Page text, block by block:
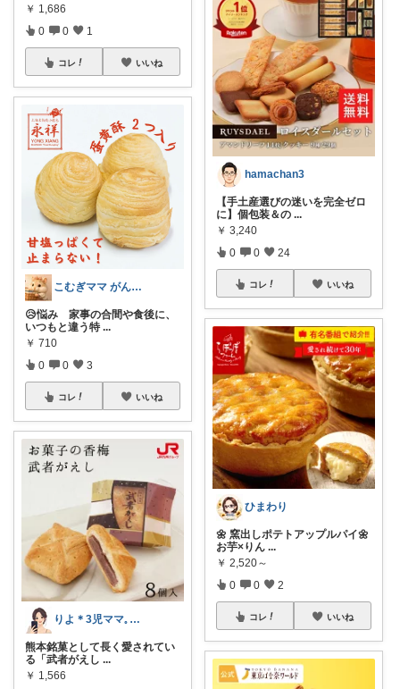
￥ 1,686
0 0 1
コレ いいね
こむぎママ がんばりすぎるママを救う
😥悩み 家事の合間や食後に、
いつもと違う特 ...
￥ 710
0 0 3
コレ いいね
りよ＊3児ママ𓈒 𓏸 𓐍
熊本銘菓として長く愛されてい
る「武者がえし ...
￥ 1,566
hamachan3
【手土産選びの迷いを完全ゼロ
に】個包装＆の ...
￥ 3,240
0 0 24
コレ いいね
ひまわり
🌼 窯出しポテトアップルパイ🌼
お芋×りん ...
￥ 2,520～
0 0 2
コレ いいね